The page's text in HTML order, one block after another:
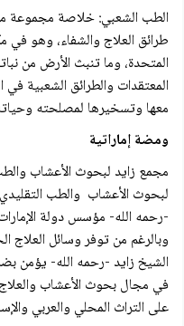
الطب الشعبي: خلاصة مجموعة
طرائق العلاج والشفاء، وهو في
المتحدة، وما تنبث الأرض من
المعتقدات والطرائق الشعبية في
معها وتسخيرها لمصلحته
ومضة إماراتية
مجمع زاید لبحوث الأعشاب
لبحوث الأعشاب والطب
-رحمه الله- مؤسس دولة
وبالرغم من توفر وسائل
الشيخ زاید -رحمه الله-
في مجال بحوث الأعشاب
على التراث المحلي والعربي